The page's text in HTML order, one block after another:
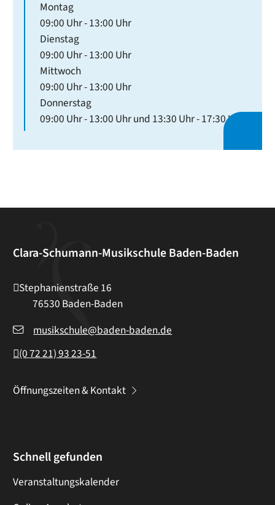
Montag
09:00 Uhr-13:00 Uhr
Dienstag
09:00 Uhr-13:00 Uhr
Mittwoch
09:00 Uhr-13:00 Uhr
Donnerstag
09:00 Uhr-13:00 Uhrund 13:30 Uhr-17:30 Uhr
Clara-Schumann-Musikschule Baden-Baden
Stephanienstraße 16
76530 Baden-Baden
musikschule@baden-baden.de
(07221) 9323-51
Öffnungszeiten & Kontakt
Schnell gefunden
Veranstaltungskalender